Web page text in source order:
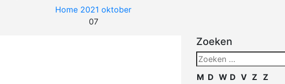
Home 2021 oktober
07
Zoeken
Zoeken
naar:
M D W D V Z Z